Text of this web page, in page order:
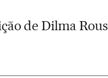
de Dilma